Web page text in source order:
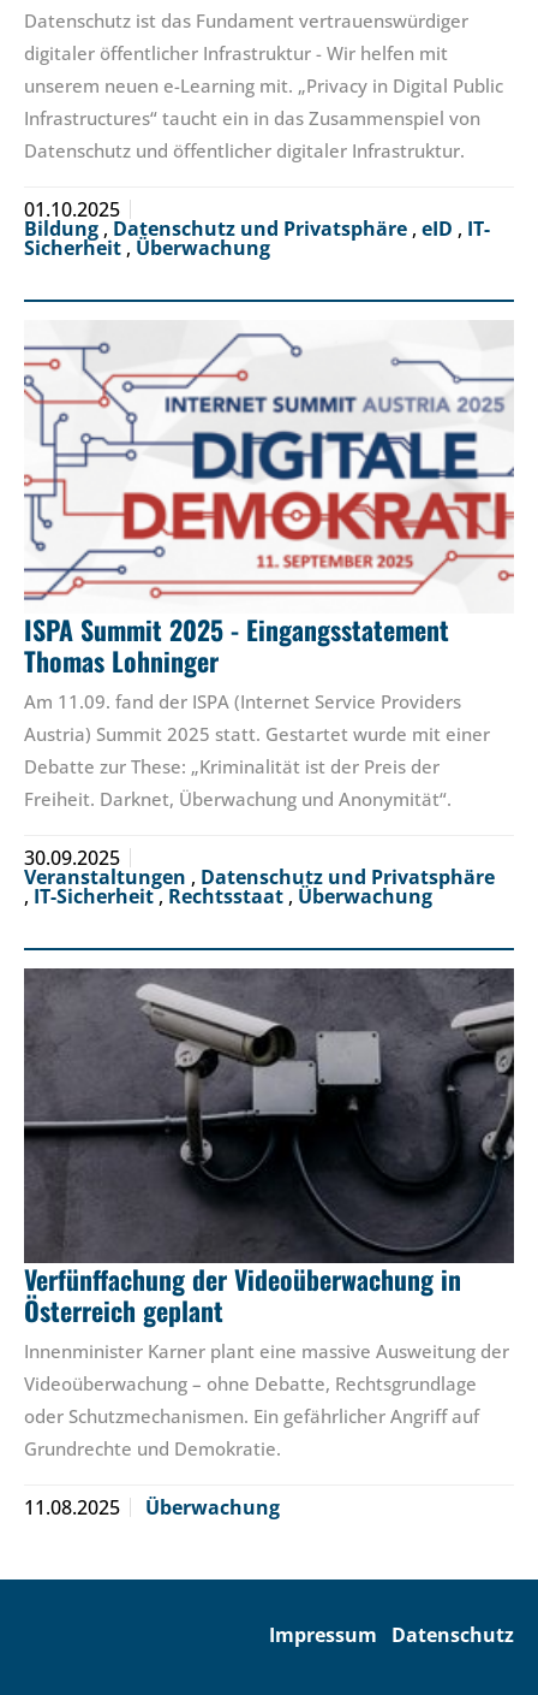
Datenschutz ist das Fundament vertrauenswürdiger
digitaler öffentlicher Infrastruktur - Wir helfen mit
unserem neuen e-Learning mit. „Privacy in Digital Public
Infrastructures“ taucht ein in das Zusammenspiel von
Datenschutz und öffentlicher digitaler Infrastruktur.
01.10.2025
Bildung , Datenschutz und Privatsphäre , eID , IT-
Sicherheit , Überwachung
ISPA Summit 2025 - Eingangsstatement
Thomas Lohninger
Am 11.09. fand der ISPA (Internet Service Providers
Austria) Summit 2025 statt. Gestartet wurde mit einer
Debatte zur These: „Kriminalität ist der Preis der
Freiheit. Darknet, Überwachung und Anonymität“.
30.09.2025
Veranstaltungen , Datenschutz und Privatsphäre
, IT-Sicherheit, Rechtsstaat , Überwachung
Verfünffachung der Videoüberwachung in
Österreich geplant
Innenminister Karner plant eine massive Ausweitung der
Videoüberwachung – ohne Debatte, Rechtsgrundlage
oder Schutzmechanismen. Ein gefährlicher Angriff auf
Grundrechte und Demokratie.
11.08.2025 Überwachung
Impressum Datenschutz